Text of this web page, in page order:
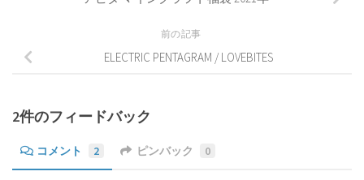
前の記事
ELECTRIC PENTAGRAM / LOVEBITES
2件のフィードバック
コメント 2 ピンバック 0